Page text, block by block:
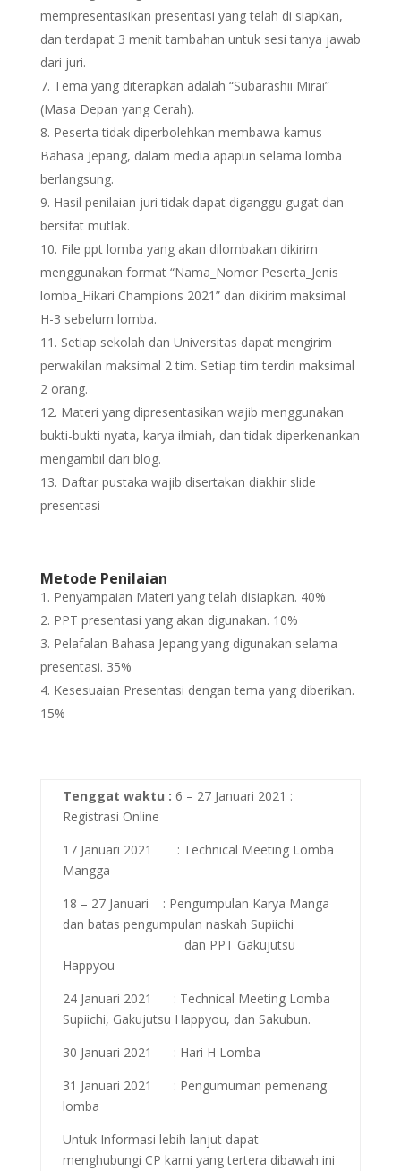
mempresentasikan presentasi yang telah di siapkan,
dan terdapat 3 menit tambahan untuk sesi tanya jawab
dari juri.
Tema yang diterapkan adalah “Subarashii Mirai”
(Masa Depan yang Cerah).
Peserta tidak diperbolehkan membawa kamus
Bahasa Jepang, dalam media apapun selama lomba
berlangsung.
Hasil penilaian juri tidak dapat diganggu gugat dan
bersifat mutlak.
File ppt lomba yang akan dilombakan dikirim
menggunakan format “Nama_Nomor Peserta_Jenis
lomba_Hikari Champions 2021” dan dikirim maksimal
H-3 sebelum lomba.
Setiap sekolah dan Universitas dapat mengirim
perwakilan maksimal 2 tim. Setiap tim terdiri maksimal
2 orang.
Materi yang dipresentasikan wajib menggunakan
bukti-bukti nyata, karya ilmiah, dan tidak diperkenankan
mengambil dari blog.
Daftar pustaka wajib disertakan diakhir slide
presentasi
Metode Penilaian
Penyampaian Materi yang telah disiapkan. 40%
PPT presentasi yang akan digunakan. 10%
Pelafalan Bahasa Jepang yang digunakan selama
presentasi. 35%
Kesesuaian Presentasi dengan tema yang diberikan.
15%
Tenggat waktu : 6 – 27 Januari 2021 :
Registrasi Online
17 Januari 2021 : Technical Meeting Lomba
Mangga
18 – 27 Januari : Pengumpulan Karya Manga
dan batas pengumpulan naskah Supiichi
dan PPT Gakujutsu
Happyou
24 Januari 2021 : Technical Meeting Lomba
Supiichi, Gakujutsu Happyou, dan Sakubun.
30 Januari 2021 : Hari H Lomba
31 Januari 2021 : Pengumuman pemenang
lomba
Untuk Informasi lebih lanjut dapat
menghubungi CP kami yang tertera dibawah ini